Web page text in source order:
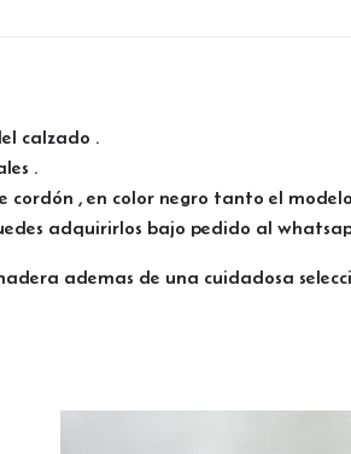
calzado .
.
cordón , en color negro tanto el
adquirirlos bajo pedido al
ademas de una cuidadosa